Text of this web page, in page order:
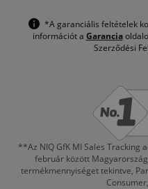
*A garanciális feltételek
információt a Garancia
Szerződési
**Az NIQ GfK MI Sales Tracking
február között
termékmennyiséget tekintve,